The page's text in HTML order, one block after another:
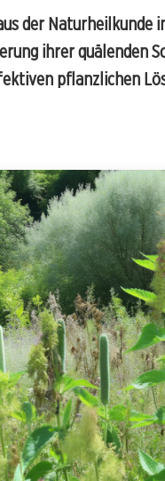
der Naturheilkunde
ihrer quälenden
pflanzlichen